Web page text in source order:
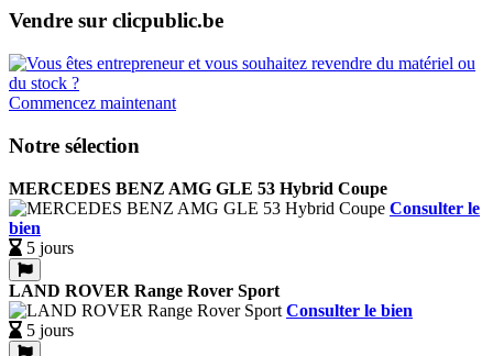
Vendre sur clicpublic.be
Commencez maintenant
Notre sélection
MERCEDES BENZ AMG GLE 53 Hybrid Coupe
Consulter le
bien
5 jours
LAND ROVER Range Rover Sport
Consulter le bien
5 jours